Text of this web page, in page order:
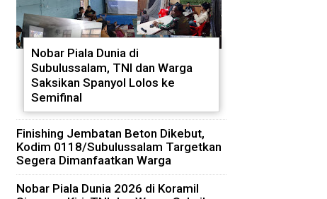
Nobar Piala Dunia di
Subulussalam, TNI dan Warga
Saksikan Spanyol Lolos ke
Semifinal
Finishing Jembatan Beton Dikebut,
Kodim 0118/Subulussalam Targetkan
Segera Dimanfaatkan Warga
Nobar Piala Dunia 2026 di Koramil